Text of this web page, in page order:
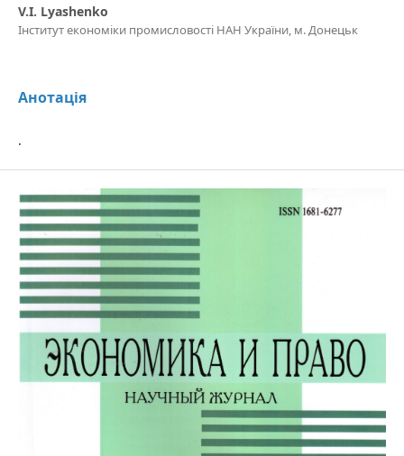
V.I. Lyashenko
Інститут економіки промисловості НАН України, м. Донецьк
Анотація
.